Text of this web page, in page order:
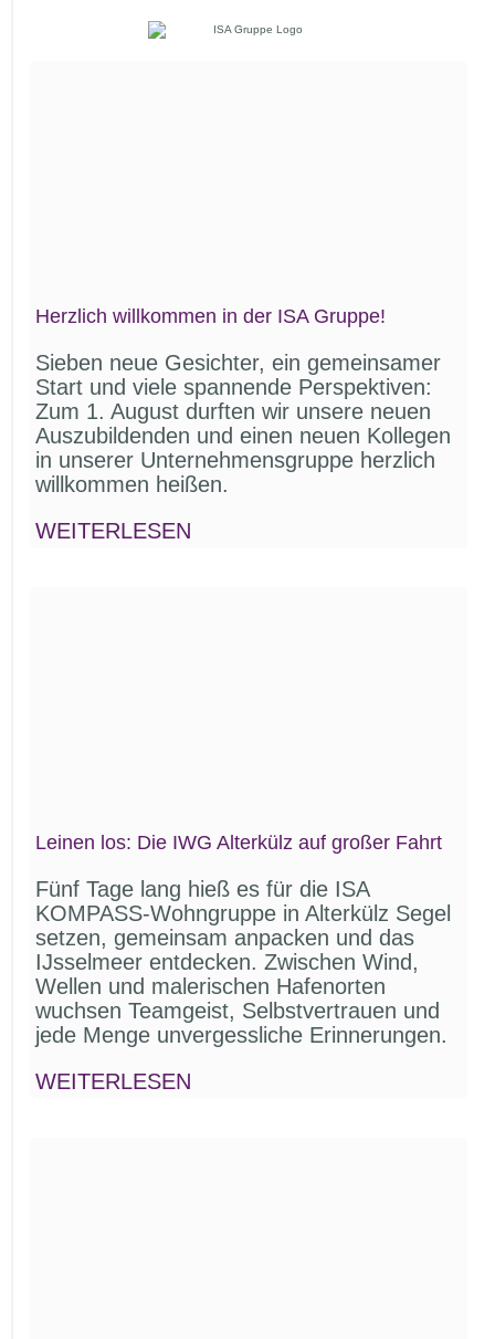
Herzlich willkommen in der ISA Gruppe!
Sieben neue Gesichter, ein gemein­samer
Start und viele spannende Perspektiven:
Zum 1. August durften wir unsere neuen
Auszu­bildenden und einen neuen Kollegen
in unserer Unternehmens­gruppe herzlich
willkommen heißen.
WEITERLESEN
Leinen los: Die IWG Alterkülz auf großer Fahrt
Fünf Tage lang hieß es für die ISA
KOMPASS-Wohngruppe in Alterkülz Segel
setzen, gemeinsam anpacken und das
IJsselmeer entdecken. Zwischen Wind,
Wellen und malerischen Hafenorten
wuchsen Teamgeist, Selbstvertrauen und
jede Menge unvergessliche Erinnerungen.
WEITERLESEN